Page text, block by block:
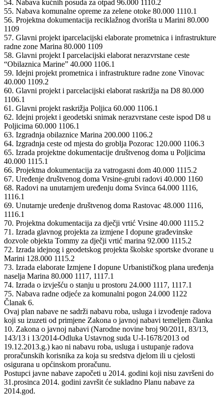
54. Nabava kućnih posuda za otpad 96.000 1110.2
55. Nabava komunalne opreme za zelene otoke 80.000 1110.1
56. Projektna dokumentacija reciklažnog dvorišta u Marini 80.000
1109
57. Glavni projekt iparcelacijski elaborate prometnica i infrastrukture
radne zone Marina 80.000 1109
58. Glavni projekt I parcelacijski elaborat nerazvrstane ceste
“Obilaznica Marine” 40.000 1106.1
59. Idejni projekt prometnica i infrastrukture radne zone Vinovac
40.000 1109.2
60. Glavni projekt i parcelacijski elaborat raskrižja na D8 80.000
1106.1
61. Glavni projekt raskrižja Poljica 60.000 1106.1
62. Idejni projekt i geodetski snimak nerazvrstane ceste ispod D8 u
Poljicima 60.000 1106.1
63. Izgradnja obilaznice Marina 200.000 1106.2
64. Izgradnja ceste od mjesta do groblja Pozorac 120.000 1106.3
65. Izrada projektne dokumentacije društvenog doma u Poljicima
40.000 1115.1
66. Projektna dokumentacija za vatrogasni dom 40.000 1115.2
67. Uređenje društvenog doma Vrsine-grubi radovi 40.000 1160
68. Radovi na unutarnjem uređenju doma Svinca 64.000 1116,
1116.1
69. Unutarnje uređenje društvenog doma Rastovac 48.000 1116,
1116.1
70. Projektna dokumentacija za dječji vrtić Vrsine 40.000 1115.2
71. Izrada glavnog projekta za izmjene I dopune građevinske
dozvole objekta Tommy za dječji vrtić marina 92.000 1115.2
72. Izrada idejnog i geodetskog projekta školske sportske dvorane u
Marini 128.000 1115.2
73. Izrada elaborate Izmjene I dopune Urbanističkog plana uređenja
naselja Marina 80.000 1117, 1117.1
74. Izrada o izvješću o stanju u prostoru 24.000 1117, 1117.1
75. Nabava radne odjeće za komunalni pogon 24.000 1122
Članak 6.
Ovaj plan nabave ne sadrži nabavu roba, usluga i izvođenje radova
koji su izuzeti od primjene Zakona o javnoj nabavi temeljem članka
10. Zakona o javnoj nabavi (Narodne novine broj 90/2011, 83/13,
143/13 i 13/2014-Odluka Ustavnog suda U-I-1678/2013 od
19.12.2013.g.) kao ni nabavu roba, usluga i ustupanje radova
proračunskih korisnika za koja su sredstva djelom ili u cjelosti
osigurana u općinskom proračunu.
Postupci javne nabave započeti u 2014. godini koji nisu završeni do
31.prosinca 2014. godini završit će sukladno Planu nabave za
2014.god.